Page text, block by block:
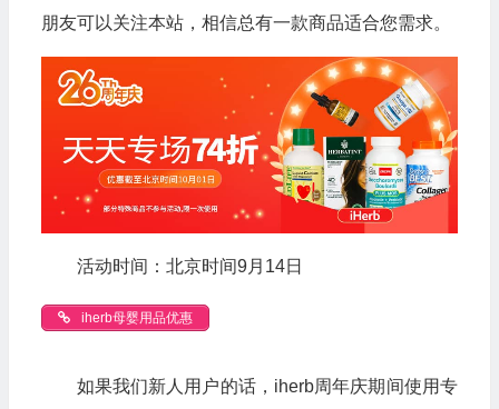
朋友可以关注本站，相信总有一款商品适合您需求。
活动时间：北京时间9月14日
iherb母婴用品优惠
如果我们新人用户的话，iherb周年庆期间使用专